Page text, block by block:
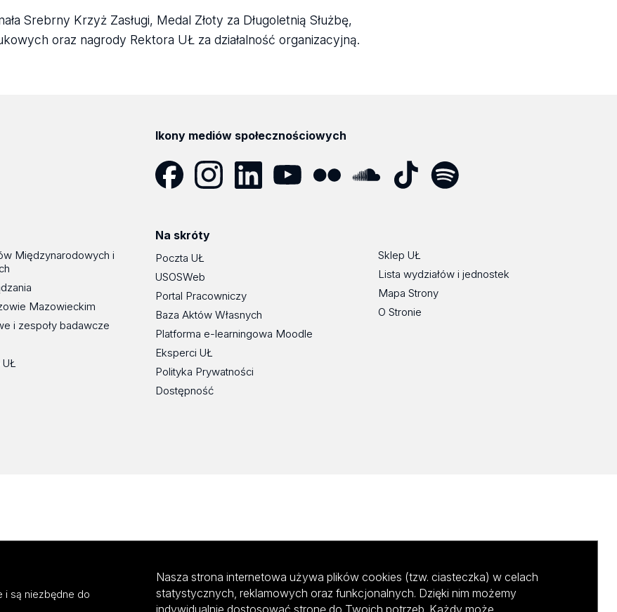
Srebrny Krzyż Zasługi, Medal Złoty za Długoletnią Służbę,
oraz nagrody Rektora UŁ za działalność organizacyjną.
Ikony mediów społecznościowych
Międzynarodowych i
Mazowieckim
i zespoły badawcze
Na skróty
Poczta UŁ
USOSWeb
Portal Pracowniczy
Baza Aktów Własnych
Platforma e-learningowa Moodle
Eksperci UŁ
Polityka Prywatności
Dostępność
Sklep UŁ
Lista wydziałów i jednostek
Mapa Strony
O Stronie
i są niezbędne do
Nasza strona internetowa używa plików cookies (tzw. ciasteczka) w celach
statystycznych, reklamowych oraz funkcjonalnych. Dzięki nim możemy